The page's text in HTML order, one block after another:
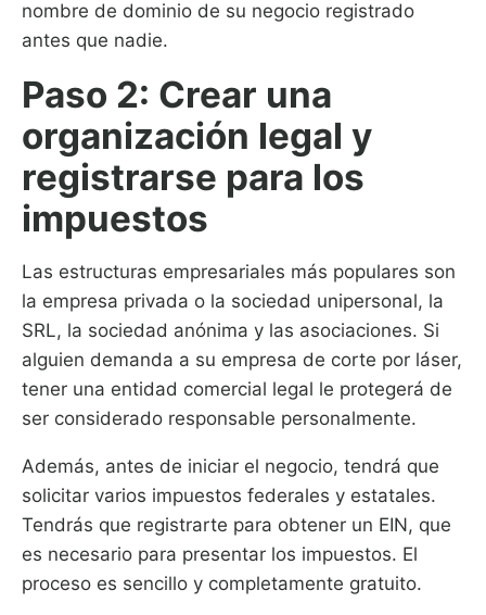
nombre de dominio de su negocio registrado
antes que nadie.
Paso 2: Crear una
organización legal y
registrarse para los
impuestos
Las estructuras empresariales más populares son
la empresa privada o la sociedad unipersonal, la
SRL, la sociedad anónima y las asociaciones. Si
alguien demanda a su empresa de corte por láser,
tener una entidad comercial legal le protegerá de
ser considerado responsable personalmente.
Además, antes de iniciar el negocio, tendrá que
solicitar varios impuestos federales y estatales.
Tendrás que registrarte para obtener un EIN, que
es necesario para presentar los impuestos. El
proceso es sencillo y completamente gratuito.